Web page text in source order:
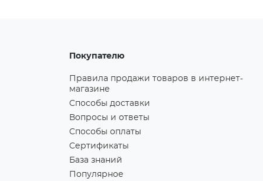
Покупателю
Правила продажи товаров в интернет-
магазине
Способы доставки
Вопросы и ответы
Способы оплаты
Сертификаты
База знаний
Популярное